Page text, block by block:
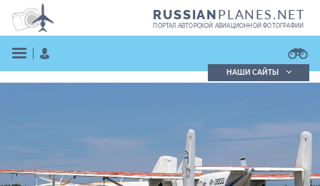
RUSSIANPLANES.NET
ПОРТАЛ АВТОРСКОЙ АВИАЦИОННОЙ ФОТОГРАФИИ
НАШИ САЙТЫ